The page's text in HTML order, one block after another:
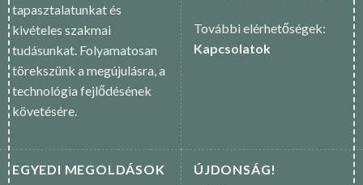
tapasztalatunkat és
kivételes szakmai
tudásunkat. Folyamatosan
törekszünk a megújulásra, a
technológia fejlődésének
követésére.
További elérhetőségek:
Kapcsolatok
EGYEDI MEGOLDÁSOK
ÚJDONSÁG!